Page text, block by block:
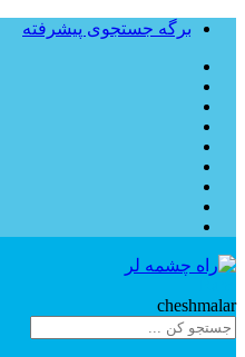
برگه جستجوی پیشرفته
cheshmalar